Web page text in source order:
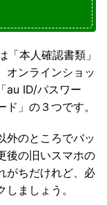
本人確認書類」
オンラインショッ
au ID/パスワー
」の３つです。
外のところでバッ
後の旧いスマホの
がちだけれど、必
ましょう。